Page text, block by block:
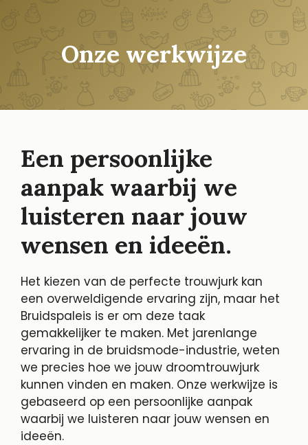
Onze werkwijze
Een persoonlijke
aanpak waarbij we
luisteren naar jouw
wensen en ideeën.
Het kiezen van de perfecte trouwjurk kan
een overweldigende ervaring zijn, maar het
Bruidspaleis is er om deze taak
gemakkelijker te maken. Met jarenlange
ervaring in de bruidsmode-industrie, weten
we precies hoe we jouw droomtrouwjurk
kunnen vinden en maken. Onze werkwijze is
gebaseerd op een persoonlijke aanpak
waarbij we luisteren naar jouw wensen en
ideeën.